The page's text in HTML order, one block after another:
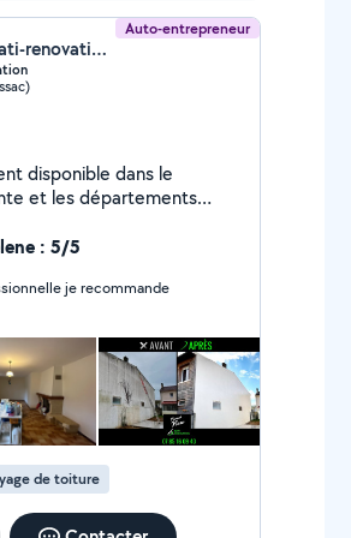
Auto-entrepreneur
Franck Visse (Bati-renovation)
disponible dans le
et les départements
de
intérieur extérieur
soigné et garantie
: 5/5
de toiture